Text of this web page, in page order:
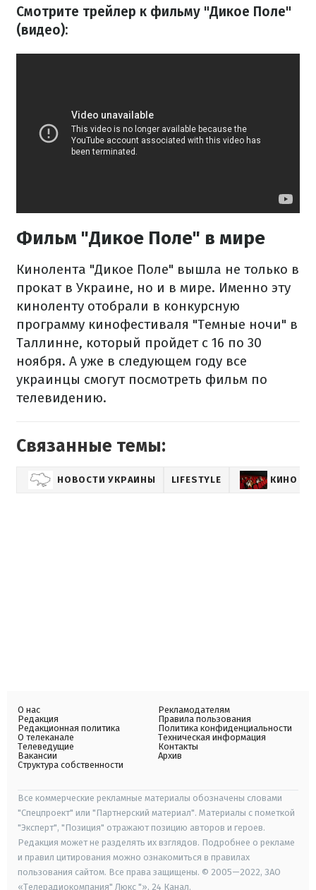
Смотрите трейлер к фильму "Дикое Поле"
(видео):
Фильм "Дикое Поле" в мире
Кинолента "Дикое Поле" вышла не только в
прокат в Украине, но и в мире. Именно эту
киноленту отобрали в конкурсную
программу кинофестиваля "Темные ночи" в
Таллинне, который пройдет с 16 по 30
ноября. А уже в следующем году все
украинцы смогут посмотреть фильм по
телевидению.
Связанные темы:
НОВОСТИ УКРАИНЫ LIFESTYLE КИНО
О нас
Редакция
Редакционная политика
О телеканале
Телеведущие
Вакансии
Структура собственности
Рекламодателям
Правила пользования
Политика конфиденциальности
Техническая информация
Контакты
Архив
Все коммерческие рекламные материалы обозначены словами
"Спецпроект" или "Партнерский материал". Материалы с пометкой
"Эксперт", "Позиция" отражают позицию авторов и героев.
Редакция может не разделять их взглядов. Подробнее о рекламе
и правил цитирования можно ознакомиться в правилах
пользования сайтом. Все права защищены. © 2005—2022, ЗАО
«Телерадиокомпания" Люкс "», 24 Канал.